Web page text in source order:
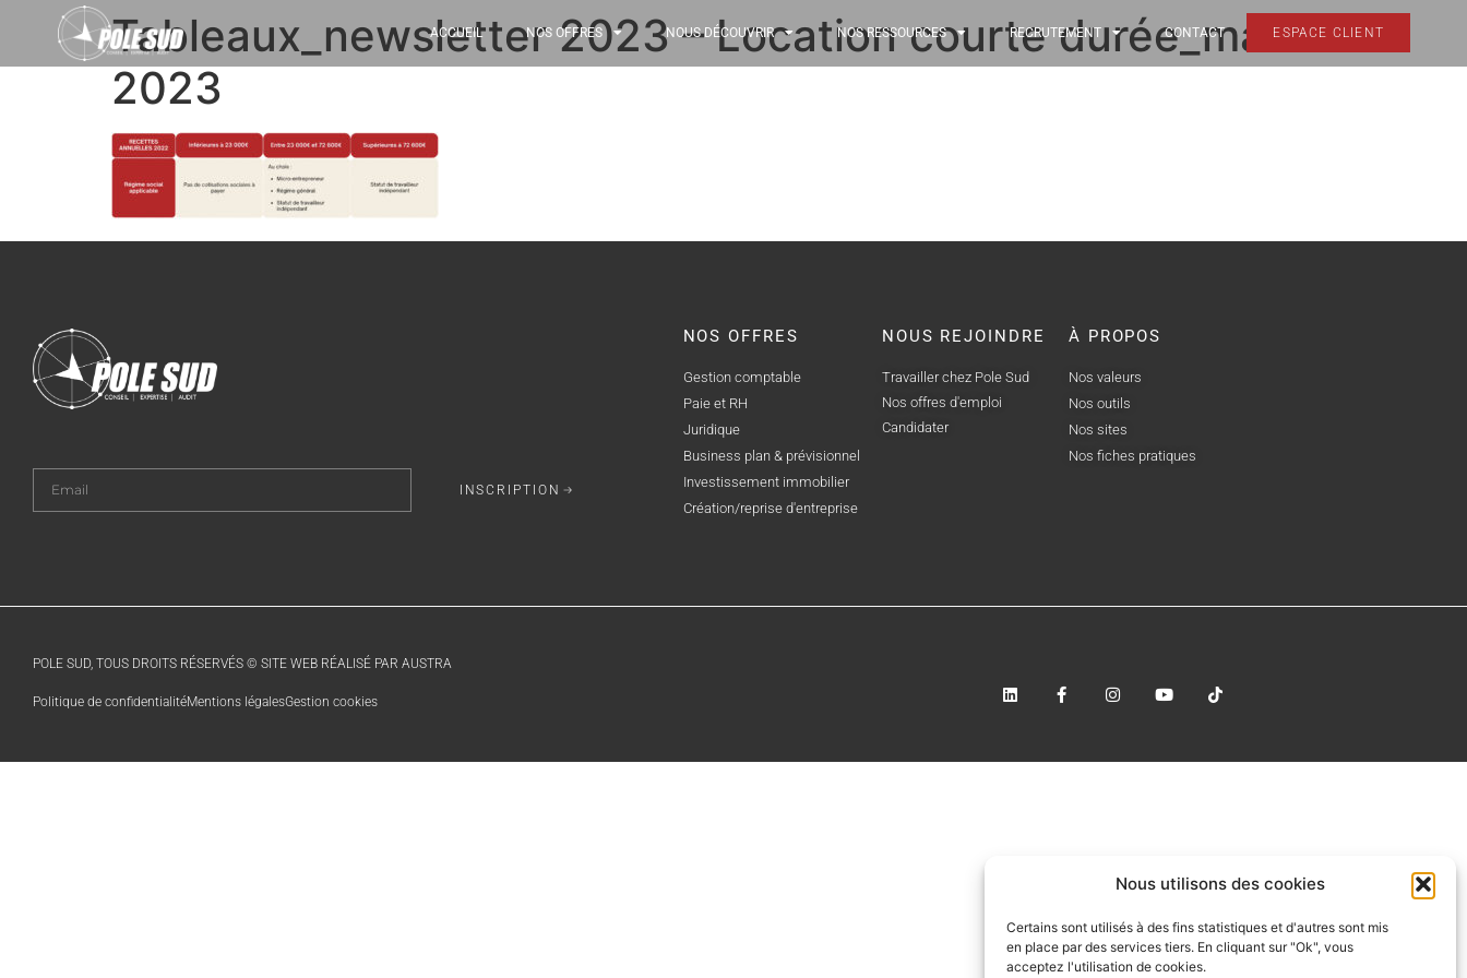
Nous utilisons des cookies
Certains sont utilisés à des fins statistiques et d'autres sont mis
en place par des services tiers. En cliquant sur "Ok", vous
acceptez l'utilisation de cookies.
ACCUEIL NOS OFFRES NOUS DÉCOUVRIR NOS RESSOURCES RECRUTEMENT CONTACT ESPACE CLIENT
Tableaux_newsletter 2023 – Location courte durée_mai
2023
INSCRIPTION
NOS OFFRES
Gestion comptable
Paie et RH
Juridique
Business plan & prévisionnel
Investissement immobilier
Création/reprise d'entreprise
NOUS REJOINDRE
Travailler chez Pole Sud
Nos offres d'emploi
Candidater
À PROPOS
Nos valeurs
Nos outils
Nos sites
Nos fiches pratiques
POLE SUD, TOUS DROITS RÉSERVÉS © SITE WEB RÉALISÉ PAR AUSTRA
Politique de confidentialitéMentions légalesGestion cookies